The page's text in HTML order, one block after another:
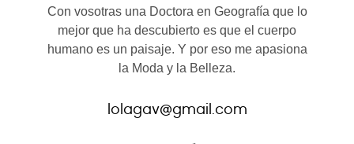
Con vosotras una Doctora en Geografía que lo
mejor que ha descubierto es que el cuerpo
humano es un paisaje. Y por eso me apasiona
la Moda y la Belleza.
lolagav@gmail.com